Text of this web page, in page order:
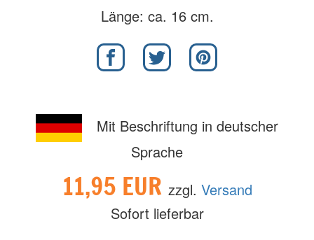
Länge: ca. 16 cm.
Mit Beschriftung in deutscher
Sprache
11,95 EUR zzgl. Versand
Sofort lieferbar